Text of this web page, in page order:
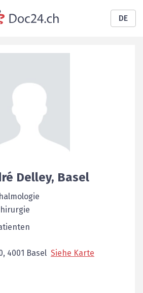
DE
Delley, Basel
4001 Basel Siehe Karte